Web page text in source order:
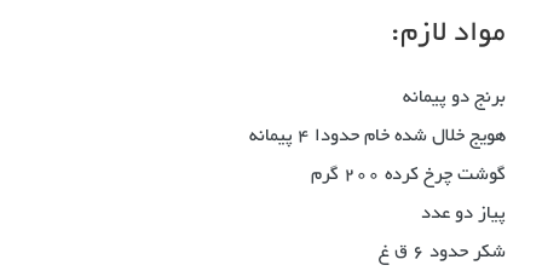
مواد لازم:
برنج دو پیمانه
هویج خلال شده خام حدودا 4 پیمانه
گوشت چرخ کرده 200 گرم
پیاز دو عدد
شکر حدود 6 ق غ